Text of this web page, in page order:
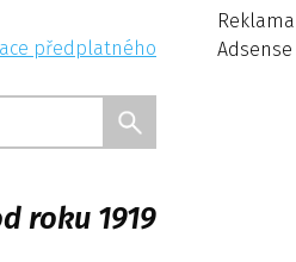
předplatného
roku 1919
Reklama
Adsense